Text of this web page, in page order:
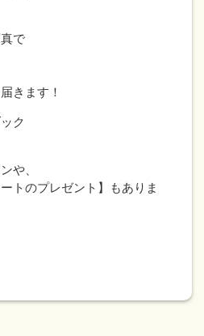
で
きます！
ク
や、
トのプレゼント】もありま